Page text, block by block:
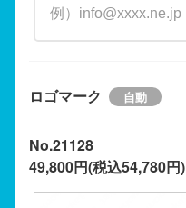
ロゴマーク
No.21128
49,800円(税込54,780円)